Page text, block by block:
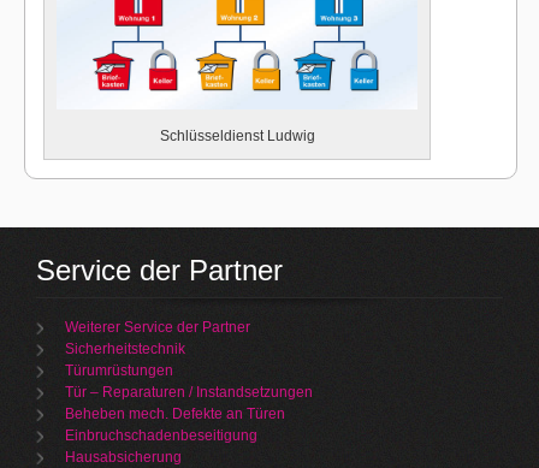
Schlüsseldienst Ludwig
Service der Partner
Weiterer Service der Partner
Sicherheitstechnik
Türumrüstungen
Tür – Reparaturen / Instandsetzungen
Beheben mech. Defekte an Türen
Einbruchschadenbeseitigung
Hausabsicherung